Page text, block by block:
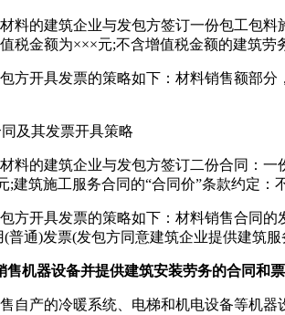
的建筑企业与发包方签订一份包工包料
税金额为×××元;不含增值税金额的建筑
开具发票的策略如下：材料销售额部分
及其发票开具策略
的建筑企业与发包方签订二份合同：一
;建筑施工服务合同的“合同价”条款约定：
开具发票的策略如下：材料销售合同的
普通)发票(发包方同意建筑企业提供建筑
售机器设备并提供建筑安装劳务的合同和
产的冷暖系统、电梯和机电设备等机器